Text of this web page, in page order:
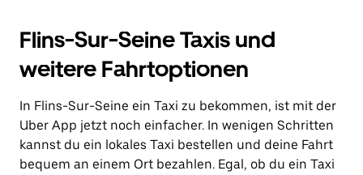
Flins-Sur-Seine Taxis und
weitere Fahrtoptionen
In Flins-Sur-Seine ein Taxi zu bekommen, ist mit der
Uber App jetzt noch einfacher. In wenigen Schritten
kannst du ein lokales Taxi bestellen und deine Fahrt
bequem an einem Ort bezahlen. Egal, ob du ein Taxi